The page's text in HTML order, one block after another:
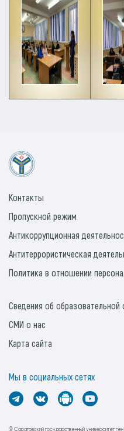
© Саратовский государственный университет
Контакты
Пропускной режим
Антикоррупционная
Антитеррористическая
Политика в отношении
Сведения об образовательной
СМИ о нас
Карта сайта
Мы в социальных сетях